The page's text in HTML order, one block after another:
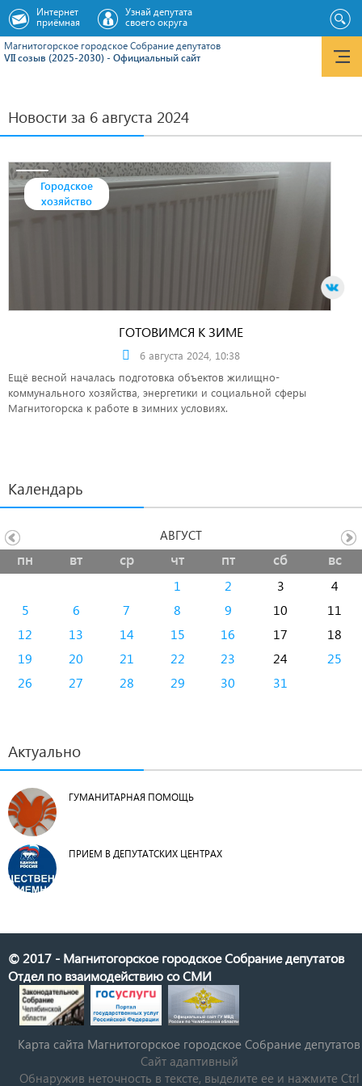
Магнитогорское городское Cобрание депутатов
VII созыв (2025-2030) - Официальный сайт
Интернет
приёмная
Узнай депутата
своего округа
Новости за 6 августа 2024
Городское
хозяйство
ГОТОВИМСЯ К ЗИМЕ
6 августа 2024, 10:38
Ещё весной началась подготовка объектов жилищно-
коммунального хозяйства, энергетики и социальной сферы
Магнитогорска к работе в зимних условиях.
Календарь
пн вт ср чт пт сб вс
1 2 3
4
5
6 7 8 9 10
11
12
13 14 15 16 17
18
19
20 21 22 23 24
25
26
27 28 29 30 31
АВГУСТ
Актуально
ГУМАНИТАРНАЯ ПОМОЩЬ
ПРИЕМ В ДЕПУТАТСКИХ ЦЕНТРАХ
© 2017 - Магнитогорское городское Собрание депутатов
Отдел по взаимодействию со СМИ
Карта сайта Магнитогорское городское Cобрание депутатов
Сайт адаптивный
Обнаружив неточность в тексте, выделите ее и нажмите Ctrl